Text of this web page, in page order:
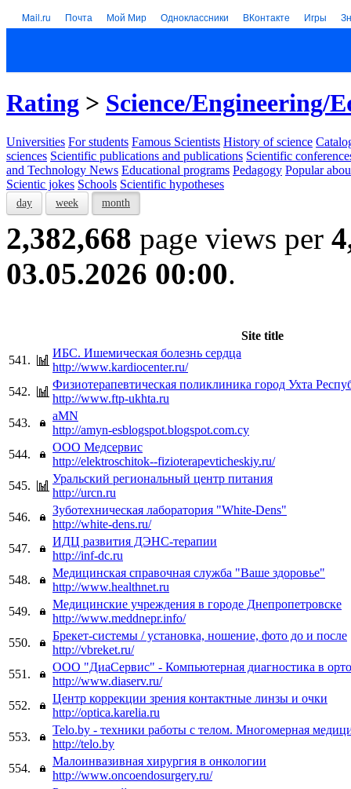
Mail.ru Почта Мой Мир Одноклассники ВКонтакте Игры
Rating > Science/Engineering/
Universities For students Famous Scientists History of science
sciences Scientific publications and publications Scientific
and Technology News Educational programs Pedagogy Popular
Scientic jokes Schools Scientific hypotheses
day week month
2,382,668 page views per
03.05.2026 00:00.
Site title
541.
ИБС. Ишемическая болезнь сердца
http://www.kardiocenter.ru/
542.
Физиотерапевтическая поликлиника город Ухта
http://www.ftp-ukhta.ru
543.
aMN
http://amyn-esblogspot.blogspot.com.cy
544.
ООО Медсервис
http://elektroschitok--fizioterapevticheskiy.ru/
545.
Уральский региональный центр питания
http://urcn.ru
546.
Зуботехническая лаборатория "White-Dens"
http://white-dens.ru/
547.
ИДЦ развития ДЭНС-терапии
http://inf-dc.ru
548.
Медицинская справочная служба "Ваше здоровье"
http://www.healthnet.ru
549.
Медицинские учреждения в городе Днепропетровске
http://www.meddnepr.info/
550.
Брекет-системы / установка, ношение, фото до и после
http://vbreket.ru/
551.
ООО "ДиаСервис" - Компьютерная диагностика в
http://www.diaserv.ru/
552.
Центр коррекции зрения контактные линзы и очки
http://optica.karelia.ru
553.
Telo.by - техники работы с телом. Многомерная
http://telo.by
554.
Малоинвазивная хирургия в онкологии
http://www.oncoendosurgery.ru/